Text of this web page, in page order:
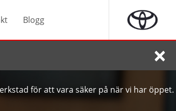
Blogg
för att vara säker på när vi har öppet.
×